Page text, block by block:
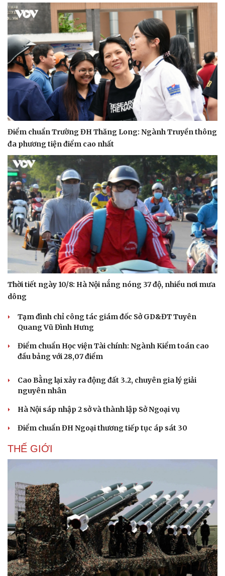
Thể thao
Lịch thi đấu bóng đá
Thế giới thể thao
Hậu trường
Ô tô - Xe máy
Xe máy
Điểm chuẩn Trường ĐH Thăng Long: Ngành Truyền thông
đa phương tiện điểm cao nhất
Thời tiết ngày 10/8: Hà Nội nắng nóng 37 độ, nhiều nơi mưa
dông
Tạm đình chỉ công tác giám đốc Sở GD&ĐT Tuyên
Quang Vũ Đình Hưng
Điểm chuẩn Học viện Tài chính: Ngành Kiểm toán cao
đầu bảng với 28,07 điểm
Cao Bằng lại xảy ra động đất 3.2, chuyên gia lý giải
nguyên nhân
Hà Nội sáp nhập 2 sở và thành lập Sở Ngoại vụ
Điểm chuẩn ĐH Ngoại thương tiếp tục áp sát 30
THẾ GIỚI